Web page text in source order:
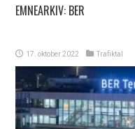
EMNEARKIV: BER
17. oktober 2022 Trafiktal